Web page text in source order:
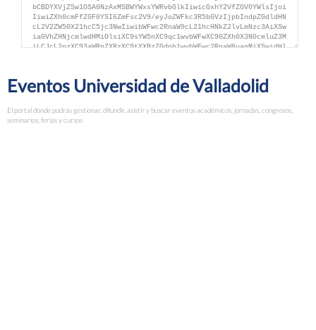
Eventos Universidad de Valladolid
El portal donde podrás gestionar, difundir, asistir y buscar eventos académicos, jornadas, congresos,
seminarios, ferias y cursos